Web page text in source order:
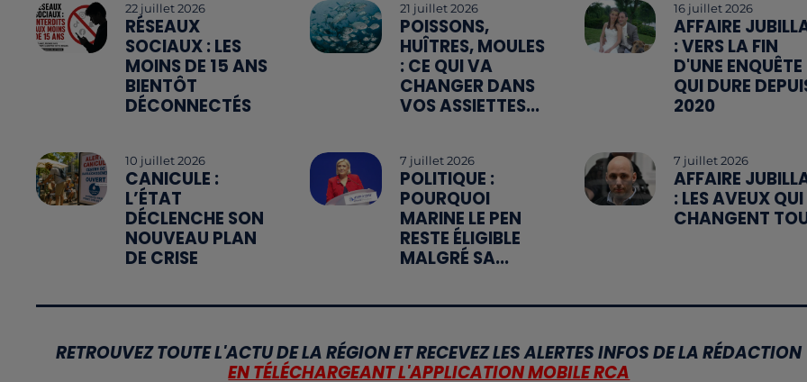
22 juillet 2026
RÉSEAUX
SOCIAUX : LES
MOINS DE 15 ANS
BIENTÔT
DÉCONNECTÉS
21 juillet 2026
POISSONS,
HUÎTRES, MOULES
: CE QUI VA
CHANGER DANS
VOS ASSIETTES...
16 juillet 2026
AFFAIRE
: VERS LA FIN
D'UNE ENQUÊTE
QUI DURE
2020
10 juillet 2026
CANICULE :
L’ÉTAT
DÉCLENCHE SON
NOUVEAU PLAN
DE CRISE
7 juillet 2026
POLITIQUE :
POURQUOI
MARINE LE PEN
RESTE ÉLIGIBLE
MALGRÉ SA...
7 juillet 2026
AFFAIRE
: LES AVEUX QUI
CHANGENT
RETROUVEZ TOUTE L'ACTU DE LA RÉGION ET RECEVEZ LES ALERTES INFOS DE LA RÉDACTION
EN TÉLÉCHARGEANT L'APPLICATION MOBILE RCA